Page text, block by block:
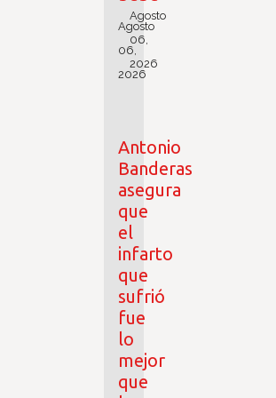
Agosto
06,
2026
Agosto
06,
2026
Antonio
Banderas
asegura
que
el
infarto
que
sufrió
fue
lo
mejor
que